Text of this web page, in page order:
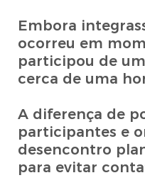
Embora
ocorreu em
participou de
cerca de uma
A diferença de
participantes e
desencontro
para evitar